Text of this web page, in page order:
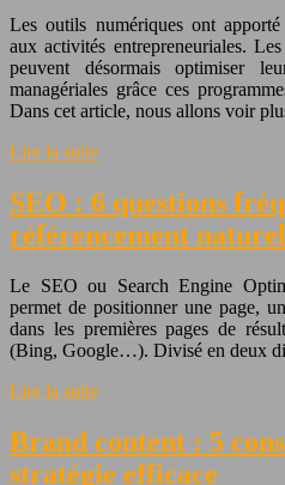
Les outils numériques ont
aux activités entrepreneuriales.
peuvent désormais optimiser
managériales grâce ces
Dans cet article, nous allons voir
Lire la suite
SEO : 6 questions
référencement naturel
Le SEO ou Search Engine
permet de positionner une page,
dans les premières pages de
(Bing, Google…). Divisé en deux
Lire la suite
Brand content : 5
stratégie efficace